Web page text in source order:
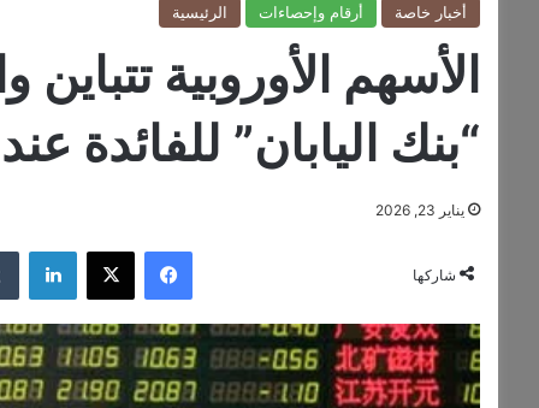
أخبار خاصة أرقام وإحصاءات الرئيسية
الأسهم الأوروبية
“بنك اليابان” للفائدة عند 0.75%
يناير 23, 2026
شاركها
فيسبوك ‫X